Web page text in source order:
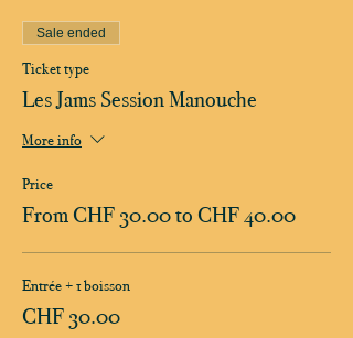
Sale ended
Ticket type
Les Jams Session Manouche
More info
Price
From CHF 30.00 to CHF 40.00
Entrée + 1 boisson
CHF 30.00